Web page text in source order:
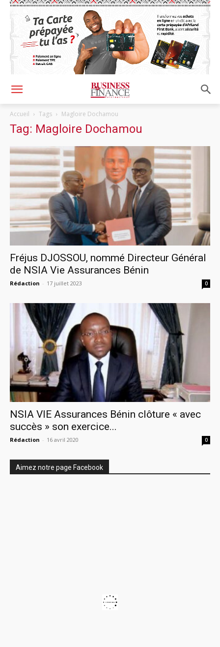
Accueil Tags Magloire Dochamou
Tag: Magloire Dochamou
Fréjus DJOSSOU, nommé Directeur Général
de NSIA Vie Assurances Bénin
Rédaction - 17 juillet 2023 0
NSIA VIE Assurances Bénin clôture « avec
succès » son exercice...
Rédaction - 16 avril 2020 0
Aimez notre page Facebook